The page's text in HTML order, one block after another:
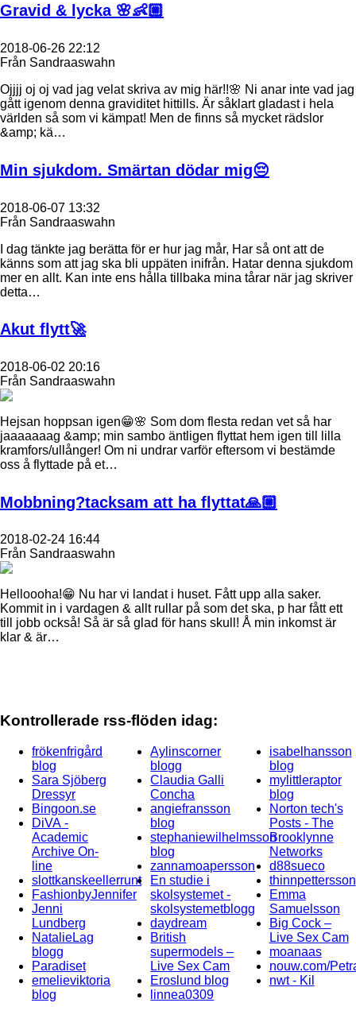
Gravid & lycka 🌸👶🏼
2018-06-26 22:12
Från Sandraaswahn
Ojjjj oj oj vad jag velat skriva av mig här!!🌸 Ni anar inte vad jag
gått igenom denna graviditet hittills. Är såklart gladast i hela
världen så som vi kämpat! Men de finns så mycket rädslor
&amp; kä…
Min sjukdom. Smärtan dödar mig😔
2018-06-07 13:32
Från Sandraaswahn
I dag tänkte jag berätta för er hur jag mår, Har så ont att de
känns som att jag ska bli uppäten inifrån. Hatar denna sjukdom
mer en allt. Kan inte ens hålla tillbaka mina tårar när jag skriver
detta…
Akut flytt🚀
2018-06-02 20:16
Från Sandraaswahn
Hejsan hoppsan igen😁🌸 Som dom flesta redan vet så har
jaaaaaaag &amp; min sambo äntligen flyttat hem igen till lilla
kramfors/ullånger! Om ni undrar varför eftersom vi bestämde
oss å flyttade på et…
Mobbning?tacksam att ha flyttat🙏🏼
2018-02-24 16:44
Från Sandraaswahn
Helloooha!😁 Nu har vi landat i huset. Fått upp alla saker.
Kommit in i vardagen & allt rullar på som det ska, p har fått ett
till jobb också! Så är så glad för hans skull! Å min inkomst är
klar & är…
Kontrollerade rss-flöden idag:
frökenfrigård
blog
Sara Sjöberg
Dressyr
Bingoon.se
DiVA -
Academic
Archive On-
line
slottkanskeellerrunt
FashionbyJennifer
Jenni
Lundberg
NatalieLag
blogg
Paradiset
emelieviktoria
blog
Aylinscorner
blogg
Claudia Galli
Concha
angiefransson
blog
stephaniewilhelmsson
blog
zannamoapersson
En studie i
skolsystemet -
skolsystemetblogg
daydream
British
supermodels –
Live Sex Cam
Eroslund blog
linnea0309
isabelhansson
blog
mylittleraptor
blog
Norton tech's
Posts - The
Brooklynne
Networks
d88sueco
thinnpettersson
Emma
Samuelsson
Big Cock –
Live Sex Cam
moanaas
nouw.com/
nwt - Kil